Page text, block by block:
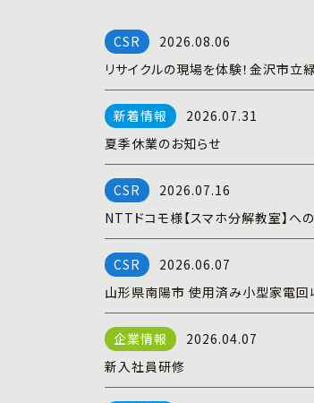
2026.08.06
リサイクルの現場を体験！金沢市
2026.07.31
夏季休業のお知らせ
2026.07.16
NTTドコモ様【スマホ分解教室】へ
2026.06.07
山形県南陽市 使用済み小型家電回
2026.04.07
新入社員研修